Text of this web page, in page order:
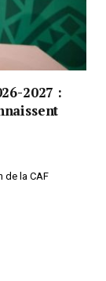
2027 :
de la CAF